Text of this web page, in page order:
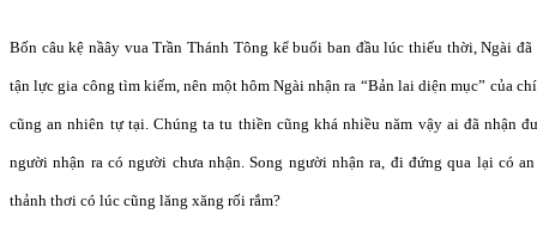
Bốn câu kệ nầây vua Trần Thánh Tông kể buổi ban đầu lúc thiếu thời, Ngài
tận lực gia công tìm kiếm, nên một hôm Ngài nhận ra “Bản lai diện mục” của
cũng an nhiên tự tại. Chúng ta tu thiền cũng khá nhiều năm vậy ai đã nhận
người nhận ra có người chưa nhận. Song người nhận ra, đi đứng qua lại có
thảnh thơi có lúc cũng lăng xăng rối rắm?